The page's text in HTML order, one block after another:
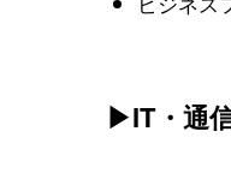
▶IT・通